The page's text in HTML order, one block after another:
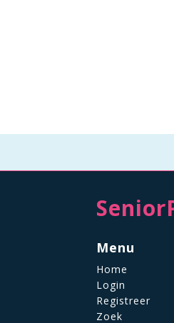
Menu
Home
Login
Registreer
Zoek